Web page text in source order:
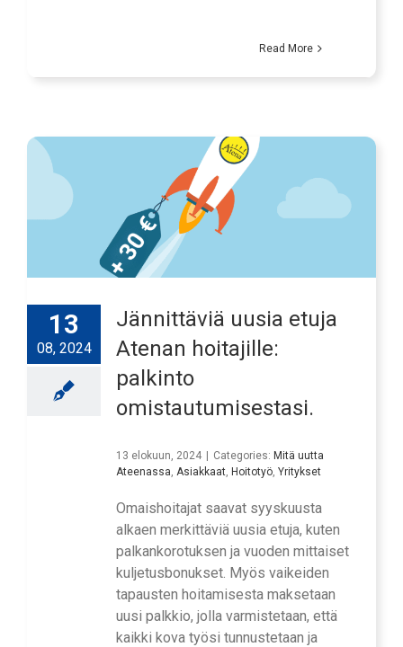
Read More
13
08, 2024
Jännittäviä uusia etuja
Atenan hoitajille:
palkinto
omistautumisestasi.
13 elokuun, 2024 | Categories: Mitä uutta
Ateenassa, Asiakkaat, Hoitotyö, Yritykset
Omaishoitajat saavat syyskuusta
alkaen merkittäviä uusia etuja, kuten
palkankorotuksen ja vuoden mittaiset
kuljetusbonukset. Myös vaikeiden
tapausten hoitamisesta maksetaan
uusi palkkio, jolla varmistetaan, että
kaikki kova työsi tunnustetaan ja